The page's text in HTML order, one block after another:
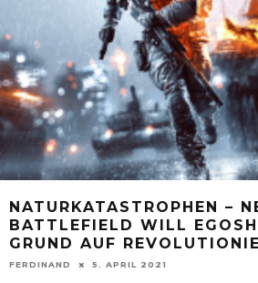
NATURKATASTROPHEN –
BATTLEFIELD WILL
GRUND AUF
FERDINAND 5. APRIL 2021